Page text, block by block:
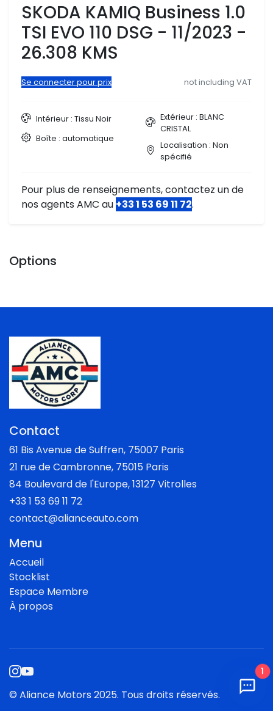
SKODA KAMIQ Business 1.0
TSI EVO 110 DSG - 11/2023 -
26.308 KMS
Se connecter pour prix not including VAT
Intérieur : Tissu Noir
Boîte : automatique
Extérieur : BLANC
CRISTAL
Localisation : Non
spécifié
Pour plus de renseignements, contactez un de
nos agents AMC au +33 1 53 69 11 72.
Options
Contact
61 Bis Avenue de Suffren, 75007 Paris
21 rue de Cambronne, 75015 Paris
84 Boulevard de l'Europe, 13127 Vitrolles
+33 1 53 69 11 72
contact@alianceauto.com
Menu
Accueil
Stocklist
Espace Membre
À propos
© Aliance Motors 2025. Tous droits réservés.
1